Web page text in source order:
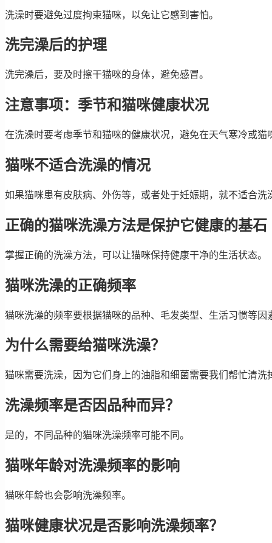
洗澡时要避免过度拘束猫咪，以免让它感到害怕。
洗完澡后的护理
洗完澡后，要及时擦干猫咪的身体，避免感冒。
注意事项：季节和猫咪健康状况
在洗澡时要考虑季节和猫咪的健康状况，避免在天气寒冷或猫
猫咪不适合洗澡的情况
如果猫咪患有皮肤病、外伤等，或者处于妊娠期，就不适合洗
正确的猫咪洗澡方法是保护它健康的基石
掌握正确的洗澡方法，可以让猫咪保持健康干净的生活状态。
猫咪洗澡的正确频率
猫咪洗澡的频率要根据猫咪的品种、毛发类型、生活习惯等因
为什么需要给猫咪洗澡？
猫咪需要洗澡，因为它们身上的油脂和细菌需要我们帮忙清洗
洗澡频率是否因品种而异？
是的，不同品种的猫咪洗澡频率可能不同。
猫咪年龄对洗澡频率的影响
猫咪年龄也会影响洗澡频率。
猫咪健康状况是否影响洗澡频率？